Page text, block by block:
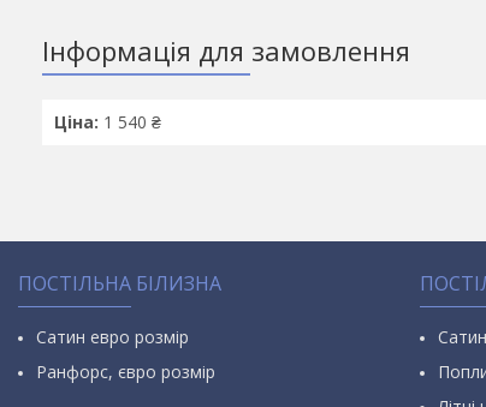
Інформація для замовлення
Ціна: 1 540 ₴
ПОСТІЛЬНА БІЛИЗНА
Сатин евро розмір
Ранфорс, євро розмір